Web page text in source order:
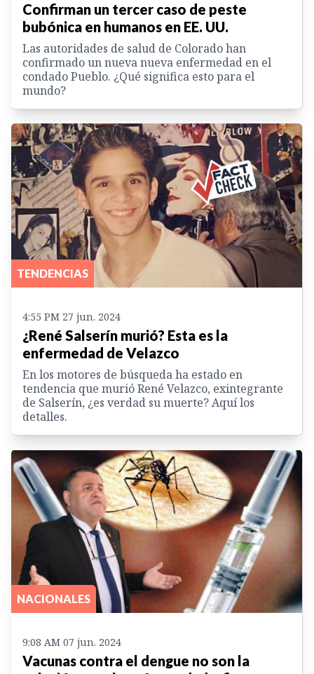
Confirman un tercer caso de peste
bubónica en humanos en EE. UU.
Las autoridades de salud de Colorado han
confirmado un nueva nueva enfermedad en el
condado Pueblo. ¿Qué significa esto para el
mundo?
TENDENCIAS
4:55 PM 27 jun. 2024
¿René Salserín murió? Esta es la
enfermedad de Velazco
En los motores de búsqueda ha estado en
tendencia que murió René Velazco, exintegrante
de Salserín, ¿es verdad su muerte? Aquí los
detalles.
NACIONALES
9:08 AM 07 jun. 2024
Vacunas contra el dengue no son la